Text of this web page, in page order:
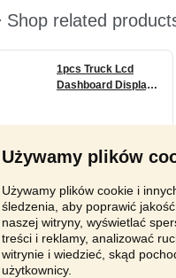
Używamy plików
Używamy plików cookie i
śledzenia, aby poprawić
naszej witryny, wyświetlać
treści i reklamy, analizować
witrynie i wiedzieć, skąd
użytkownicy.
ogłoszenia
,Kontakt ,Reklama,
1274, w ciągu 24 godzin: